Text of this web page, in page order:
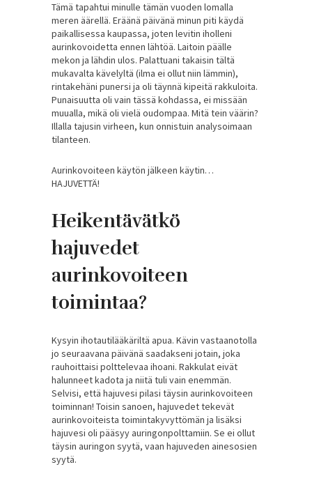
Tämä tapahtui minulle tämän vuoden lomalla
meren äärellä. Eräänä päivänä minun piti käydä
paikallisessa kaupassa, joten levitin iholleni
aurinkovoidetta ennen lähtöä. Laitoin päälle
mekon ja lähdin ulos. Palattuani takaisin tältä
mukavalta kävelyltä (ilma ei ollut niin lämmin),
rintakehäni punersi ja oli täynnä kipeitä rakkuloita.
Punaisuutta oli vain tässä kohdassa, ei missään
muualla, mikä oli vielä oudompaa. Mitä tein väärin?
Illalla tajusin virheen, kun onnistuin analysoimaan
tilanteen.
Aurinkovoiteen käytön jälkeen käytin…
HAJUVETTÄ!
Heikentävätkö
hajuvedet
aurinkovoiteen
toimintaa?
Kysyin ihotautilääkäriltä apua. Kävin vastaanotolla
jo seuraavana päivänä saadakseni jotain, joka
rauhoittaisi polttelevaa ihoani. Rakkulat eivät
halunneet kadota ja niitä tuli vain enemmän.
Selvisi, että hajuvesi pilasi täysin aurinkovoiteen
toiminnan! Toisin sanoen, hajuvedet tekevät
aurinkovoiteista toimintakyvyttömän ja lisäksi
hajuvesi oli pääsyy auringonpolttamiin. Se ei ollut
täysin auringon syytä, vaan hajuveden ainesosien
syytä.